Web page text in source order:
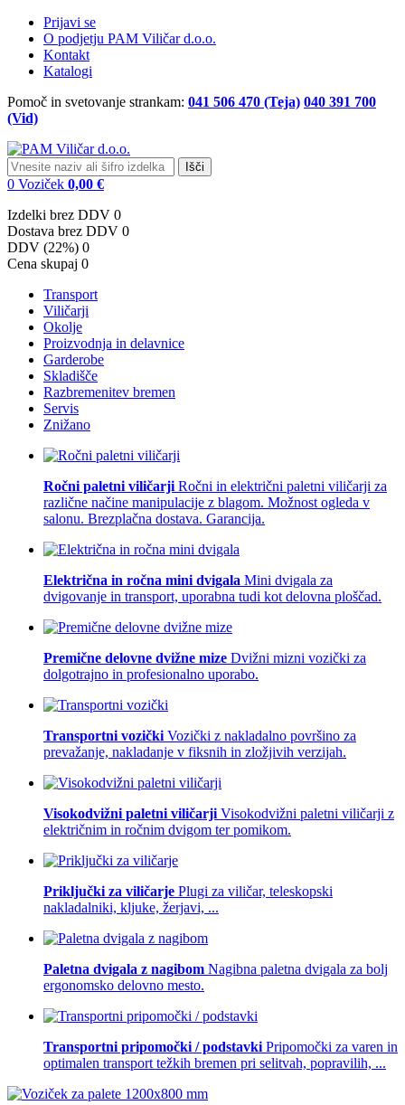
Prijavi se
O podjetju PAM Viličar d.o.o.
Kontakt
Katalogi
Pomoč in svetovanje strankam: 041 506 470 (Teja) 040 391 700
(Vid)
Išči
0 Voziček 0,00 €
Izdelki brez DDV 0
Dostava brez DDV 0
DDV (22%) 0
Cena skupaj 0
Transport
Viličarji
Okolje
Proizvodnja in delavnice
Garderobe
Skladišče
Razbremenitev bremen
Servis
Znižano
Ročni paletni viličarji Ročni in električni paletni viličarji za
različne načine manipulacije z blagom. Možnost ogleda v
salonu. Brezplačna dostava. Garancija.
Električna in ročna mini dvigala Mini dvigala za
dvigovanje in transport, uporabna tudi kot delovna ploščad.
Premične delovne dvižne mize Dvižni mizni vozički za
dolgotrajno in profesionalno uporabo.
Transportni vozički Vozički z nakladalno površino za
prevažanje, nakladanje v fiksnih in zložjivih verzijah.
Visokodvižni paletni viličarji Visokodvižni paletni viličarji z
električnim in ročnim dvigom ter pomikom.
Priključki za viličarje Plugi za viličar, teleskopski
nakladalniki, kljuke, žerjavi, ...
Paletna dvigala z nagibom Nagibna paletna dvigala za bolj
ergonomsko delovno mesto.
Transportni pripomočki / podstavki Pripomočki za varen in
optimalen transport težkih bremen pri selitvah, popravilih, ...